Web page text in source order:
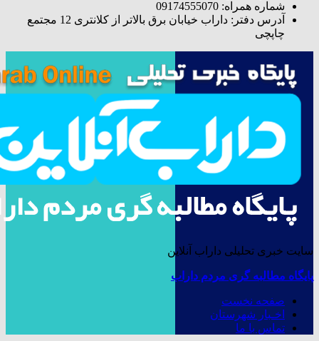
شماره همراه: 09174555070
آدرس دفتر: داراب خیابان برق بالاتر از کلانتری 12 مجتمع
چاپچی
سایت خبری تحلیلی داراب آنلاین
پایگاه مطالبه گری مردم داراب
صفحه نخست
اخـبار شهرستان
تماس با ما